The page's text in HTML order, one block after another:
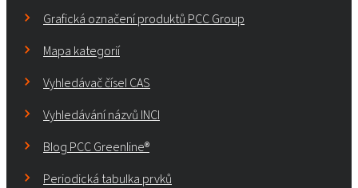
Grafická označení produktů PCC Group
Mapa kategorií
Vyhledávač čísel CAS
Vyhledávání názvů INCI
Blog PCC Greenline®
Periodická tabulka prvků